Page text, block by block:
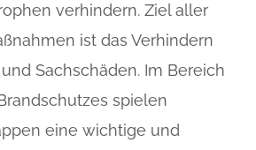
verhindern. Ziel aller
ist das Verhindern
Sachschäden. Im Bereich
spielen
eine wichtige und